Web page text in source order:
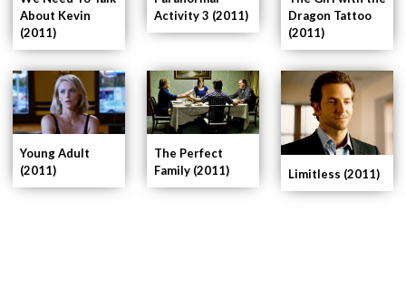
Limitless (2011)
The Perfect
Family (2011)
Young Adult
(2011)
Dragon Tattoo
(2011)
Activity 3 (2011)
About Kevin
(2011)